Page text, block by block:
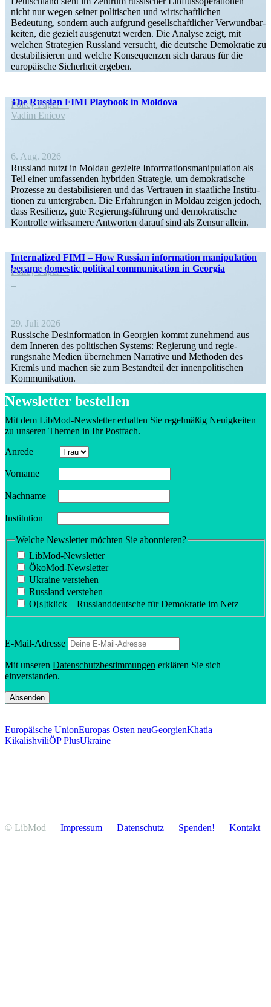
nicht nur wegen seiner politi­schen und wirtschaft­lichen
Bedeutung, sondern auch aufgrund gesell­schaft­licher Verwund­bar­
keiten, die gezielt ausge­nutzt werden. Die Analyse zeigt, mit
welchen Strategien Russland versucht, die deutsche Demokratie zu
desta­bi­li­sieren und welche Konse­quenzen sich daraus für die
europäische Sicherheit ergeben.
The Russian FIMI Playbook in Moldova
Policy Paper
Vadim Enicov
6. Aug. 2026
Russland nutzt in Moldau gezielte Infor­ma­ti­ons­ma­ni­pu­lation als
Teil einer umfas­senden hybriden Strategie, um demokra­tische
Prozesse zu desta­bi­li­sieren und das Vertrauen in staat­liche Insti­tu­
tionen zu unter­graben. Die Erfah­rungen in Moldau zeigen jedoch,
dass Resilienz, gute Regie­rungs­führung und demokra­tische
Kontrolle wirksamere Antworten darauf sind als Zensur allein.
Inter­na­lized FIMI – How Russian infor­mation manipu­lation
became domestic political commu­ni­cation in Georgia
Policy Paper
29. Juli 2026
Russische Desin­for­mation in Georgien kommt zunehmend aus
dem Inneren des politi­schen Systems: Regierung und regie­
rungsnahe Medien übernehmen Narrative und Methoden des
Kremls und machen sie zum Bestandteil der innen­po­li­ti­schen
Kommunikation.
Newsletter bestellen
Mit dem LibMod-Newsletter erhalten Sie regel­mäßig Neuig­keiten
zu unseren Themen in Ihr Postfach.
Anrede
Vorname
Nachname
Insti­tution
Welche Newsletter möchten Sie abonnieren?
LibMod-Newsletter
ÖkoMod-Newsletter
Ukraine verstehen
Russland verstehen
O[s]tklick – Russland­deutsche für Demokratie im Netz
E‑Mail-Adresse
Mit unseren Daten­schutz­be­stim­mungen erklären Sie sich
einverstanden.
Europäische UnionEuropas Osten neuGeorgienKhatia
KikalishviliÖP PlusUkraine
© LibMod Impressum Daten­schutz Spenden! Kontakt